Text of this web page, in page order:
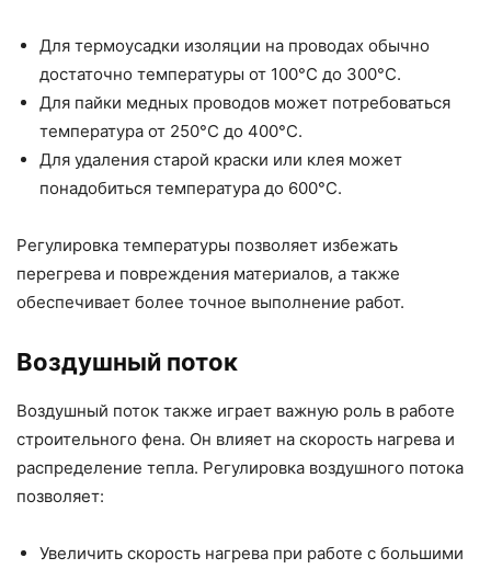
Для термоусадки изоляции на проводах обычно
достаточно температуры от 100°C до 300°C.
Для пайки медных проводов может потребоваться
температура от 250°C до 400°C.
Для удаления старой краски или клея может
понадобиться температура до 600°C.
Регулировка температуры позволяет избежать
перегрева и повреждения материалов, а также
обеспечивает более точное выполнение работ.
Воздушный поток
Воздушный поток также играет важную роль в работе
строительного фена. Он влияет на скорость нагрева и
распределение тепла. Регулировка воздушного потока
позволяет:
Увеличить скорость нагрева при работе с большими